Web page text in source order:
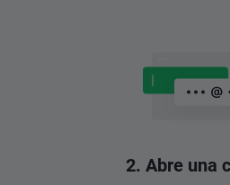
2. Abre una